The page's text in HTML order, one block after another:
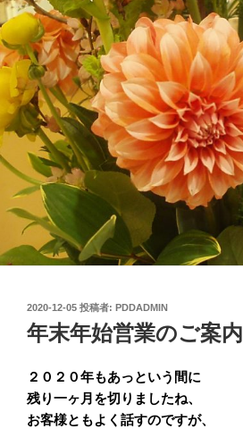
投
稿
日:
2020-12-05 投稿者: PDDADMIN
年末年始営業のご案内
２０２０年もあっという間に
残り一ヶ月を切りましたね、
お客様ともよく話すのですが、